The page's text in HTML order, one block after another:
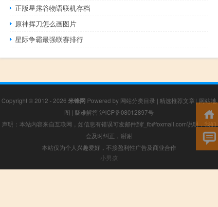
正版星露谷物语联机存档
原神挥刀怎么画图片
星际争霸最强联赛排行
Copyright © 2012 - 2026 米锋网 Powered by 网站分类目录 | 精选推荐文章 | 网站地
图 | 疑难解答 沪ICP备08012897号
声明：本站内容来自互联网，如信息有错误可发邮件到f_fb#foxmail.com说明，我们
会及时纠正，谢谢
本站仅为个人兴趣爱好，不接盈利性广告及商业合作
小男孩